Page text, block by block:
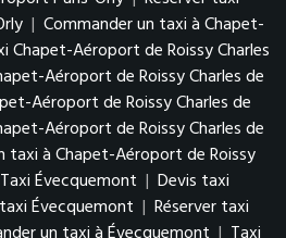
| Commander un taxi à Chapet-
Chapet-Aéroport de Roissy Charles
Aéroport de Roissy Charles de
Aéroport de Roissy Charles de
Aéroport de Roissy Charles de
taxi à Chapet-Aéroport de Roissy
Taxi Évecquemont | Devis taxi
Évecquemont | Réserver taxi